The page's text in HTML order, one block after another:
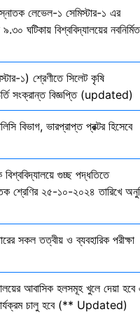
স্নাতক লেভেল-১ সেমিস্টার-১ এর
ঘটিকায় বিশ্ববিদ্যালয়ের নবনির্মিত
১) শ্রেণীতে সিলেট কৃষি
সংক্রান্ত বিজ্ঞপ্তি (updated)
বিভাগ, ভারপ্রাপ্ত প্রক্টর হিসেবে
বিশ্ববিদ্যালয়ে গুচ্ছ পদ্ধতিতে
শ্রেণির ২৫-১০-২০২৪ তারিখে
সকল তত্বীয় ও ব্যবহারিক পরীক্ষা
আবাসিক হলসমূহ খুলে দেয়া হবে
চালু হবে (** Updated)